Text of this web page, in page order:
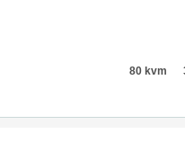
80 kvm